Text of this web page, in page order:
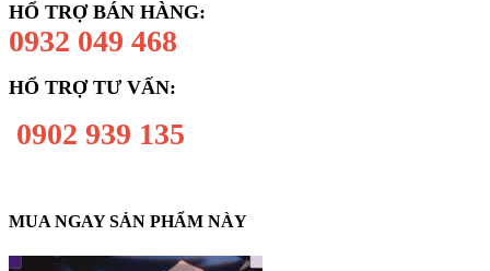
HỔ TRỢ BÁN HÀNG:
0932 049 468
HỔ TRỢ TƯ VẤN:
0902 939 135
MUA NGAY SẢN PHẨM NÀY